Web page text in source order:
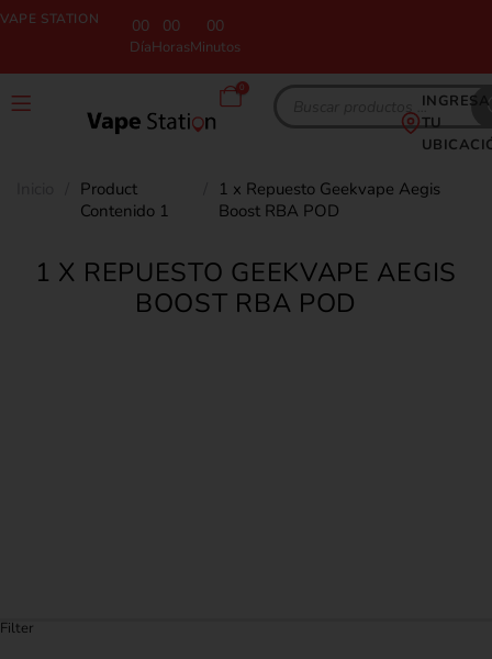
VAPE STATION 00
Día
00
Horas
00
Minutos
0
INGRESA
TU
Product
Contenido 1
1 x Repuesto Geekvape Aegis
Boost RBA POD
1 X REPUESTO GEEKVAPE AEGIS
BOOST RBA POD
Filter